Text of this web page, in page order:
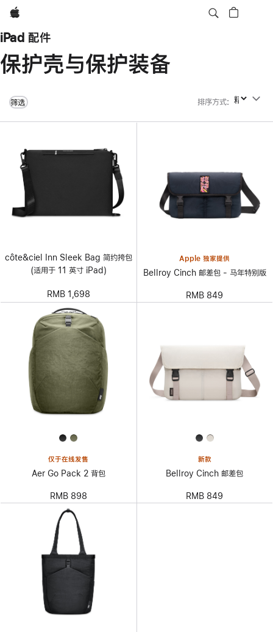
Apple
iPad 配件
保护壳与保护装备
筛选 排序方式: 排序方式
côte&ciel Inn Sleek Bag 简约挎包
(适用于 11 英寸 iPad)
RMB 1,698
Apple 独家提供
Bellroy Cinch 邮差包 - 马年特别版
RMB 849
仅于在线发售
Aer Go Pack 2 背包
RMB 898
新款
Bellroy Cinch 邮差包
RMB 849